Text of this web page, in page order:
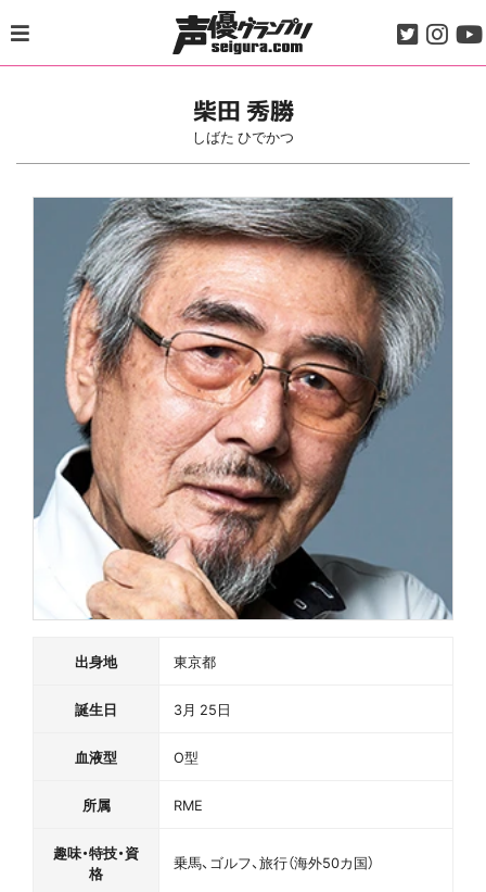
to
content
柴田 秀勝
しばた ひでかつ
出身地 東京都
誕生日 3月 25日
血液型 O型
所属 RME
趣味・特技・資
格
乗馬、ゴルフ、旅行（海外50カ国）